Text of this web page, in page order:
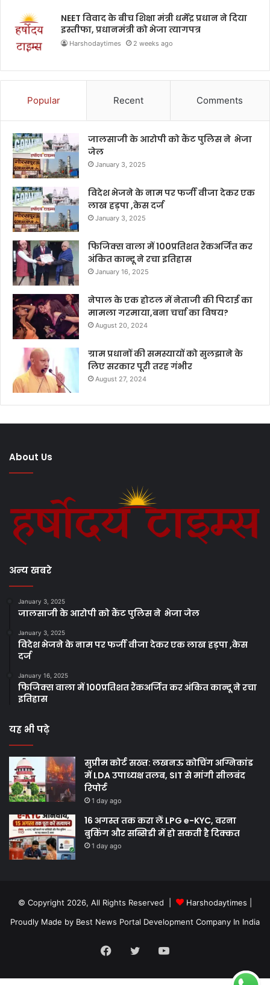
NEET विवाद के बीच शिक्षा मंत्री धर्मेंद्र प्रधान ने दिया
इस्तीफा, प्रधानमंत्री को भेजा त्यागपत्र
Harshodaytimes 2 weeks ago
Popular Recent Comments
जालसाजी के आरोपी को कैंट पुलिस ने भेजा
जेल
January 3, 2025
विदेश भेजने के नाम पर फर्जी वीजा देकर एक
लाख हड़पा ,केस दर्ज
January 3, 2025
फिजिक्स वाला में 100प्रतिशत रैंकअर्जित कर
अंकित कान्दू ने रचा इतिहास
January 16, 2025
नेपाल के एक होटल में नेताजी की पिटाई का
मामला गरमाया,बना चर्चा का विषय?
August 20, 2024
ग्राम प्रधानों की समस्यायों को सुलझाने के
लिए सरकार पूरी तरह गंभीर
August 27, 2024
About Us
अन्य खबरे
January 3, 2025
जालसाजी के आरोपी को कैंट पुलिस ने भेजा जेल
January 3, 2025
विदेश भेजने के नाम पर फर्जी वीजा देकर एक लाख हड़पा ,केस
दर्ज
January 16, 2025
फिजिक्स वाला में 100प्रतिशत रैंकअर्जित कर अंकित कान्दू ने रचा
इतिहास
यह भी पढ़े
सुप्रीम कोर्ट सख्त: लखनऊ कोचिंग अग्निकांड
में LDA उपाध्यक्ष तलब, SIT से मांगी सीलबंद
रिपोर्ट
1 day ago
16 अगस्त तक करा लें LPG e-KYC, वरना
बुकिंग और सब्सिडी में हो सकती है दिक्कत
1 day ago
© Copyright 2026, All Rights Reserved | Harshodaytimes
Proudly Made by Best News Portal Development Company In India
Facebook
TwitterYouTube